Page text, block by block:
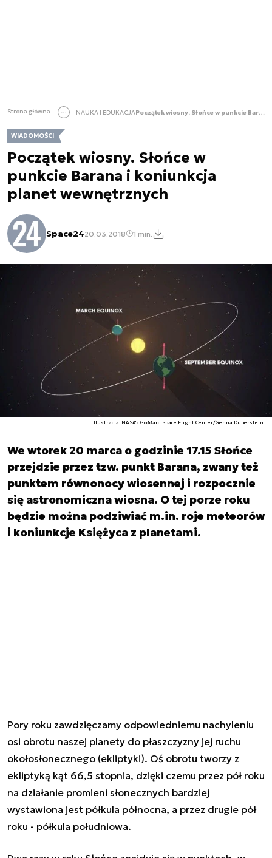
Strona główna NAUKA I EDUKACJA Początek wiosny. Słońce w punkcie Barana i koniunkcja planet wewnętrznych
WIADOMOŚCI
Początek wiosny. Słońce w
punkcie Barana i koniunkcja
planet wewnętrznych
Space2420.03.2018 1 min.
Ilustracja: NASA's Goddard Space Flight Center/Genna Duberstein
We wtorek 20 marca o godzinie 17.15 Słońce
przejdzie przez tzw. punkt Barana, zwany też
punktem równonocy wiosennej i rozpocznie
się astronomiczna wiosna. O tej porze roku
będzie można podziwiać m.in. roje meteorów
i koniunkcje Księżyca z planetami.
Pory roku zawdzięczamy odpowiedniemu nachyleniu
osi obrotu naszej planety do płaszczyzny jej ruchu
okołosłonecznego (ekliptyki). Oś obrotu tworzy z
ekliptyką kąt 66,5 stopnia, dzięki czemu przez pół roku
na działanie promieni słonecznych bardziej
wystawiona jest półkula północna, a przez drugie pół
roku - półkula południowa.